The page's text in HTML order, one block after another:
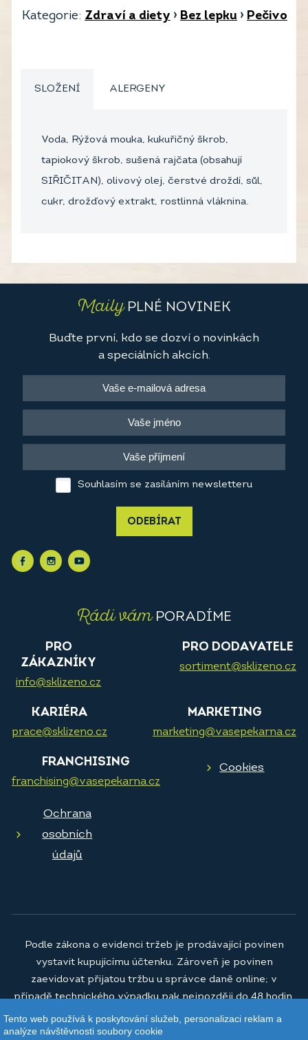
Kategorie: Zdraví a diety › Bez lepku › Pečivo
SLOŽENÍ ALERGENY
Voda, Rýžová mouka, kukuřičný škrob,
tapiokový škrob, sušená rajčata (obsahují
SIŘIČITAN), olivový olej, čerstvé droždí, sůl,
cukr, drožďový extrakt, rostlinná vláknina.
MailyPLNÉ NOVINEK
Buďte první, kdo se dozví o novinkách
a speciálních akcích.
Souhlasím se zasíláním newsletteru
ODEBÍRAT
Rádi vámPORADÍME
PRO
ZÁKAZNÍKY
info@sklizeno.cz
PRO DODAVATELE
sortiment@sklizeno.cz
KARIÉRA
prace@sklizeno.cz
MARKETING
marketing@vasepekarna.cz
FRANCHISING
franchising@vasepekarna.cz
Cookies
Ochrana
osobních
údajů
© 2026Vaše pekárna a.s.
Podle zákona o evidenci tržeb je prodávající povinen
vystavit kupujícímu účtenku. Zároveň je povinen
zaevidovat přijatou tržbu u správce daně online; v
případě technického výpadku pak nejpozději do 48 hodin.
Tento web používá k poskytování služeb, personalizaci reklam a
analýze návštěvnosti soubory cookie